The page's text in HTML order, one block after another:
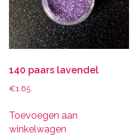
140 paars lavendel
€1.65
Toevoegen aan
winkelwagen